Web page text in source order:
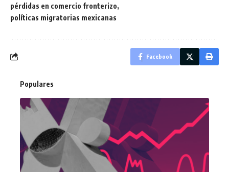
pérdidas en comercio fronterizo
políticas migratorias mexicanas
Facebook
Populares